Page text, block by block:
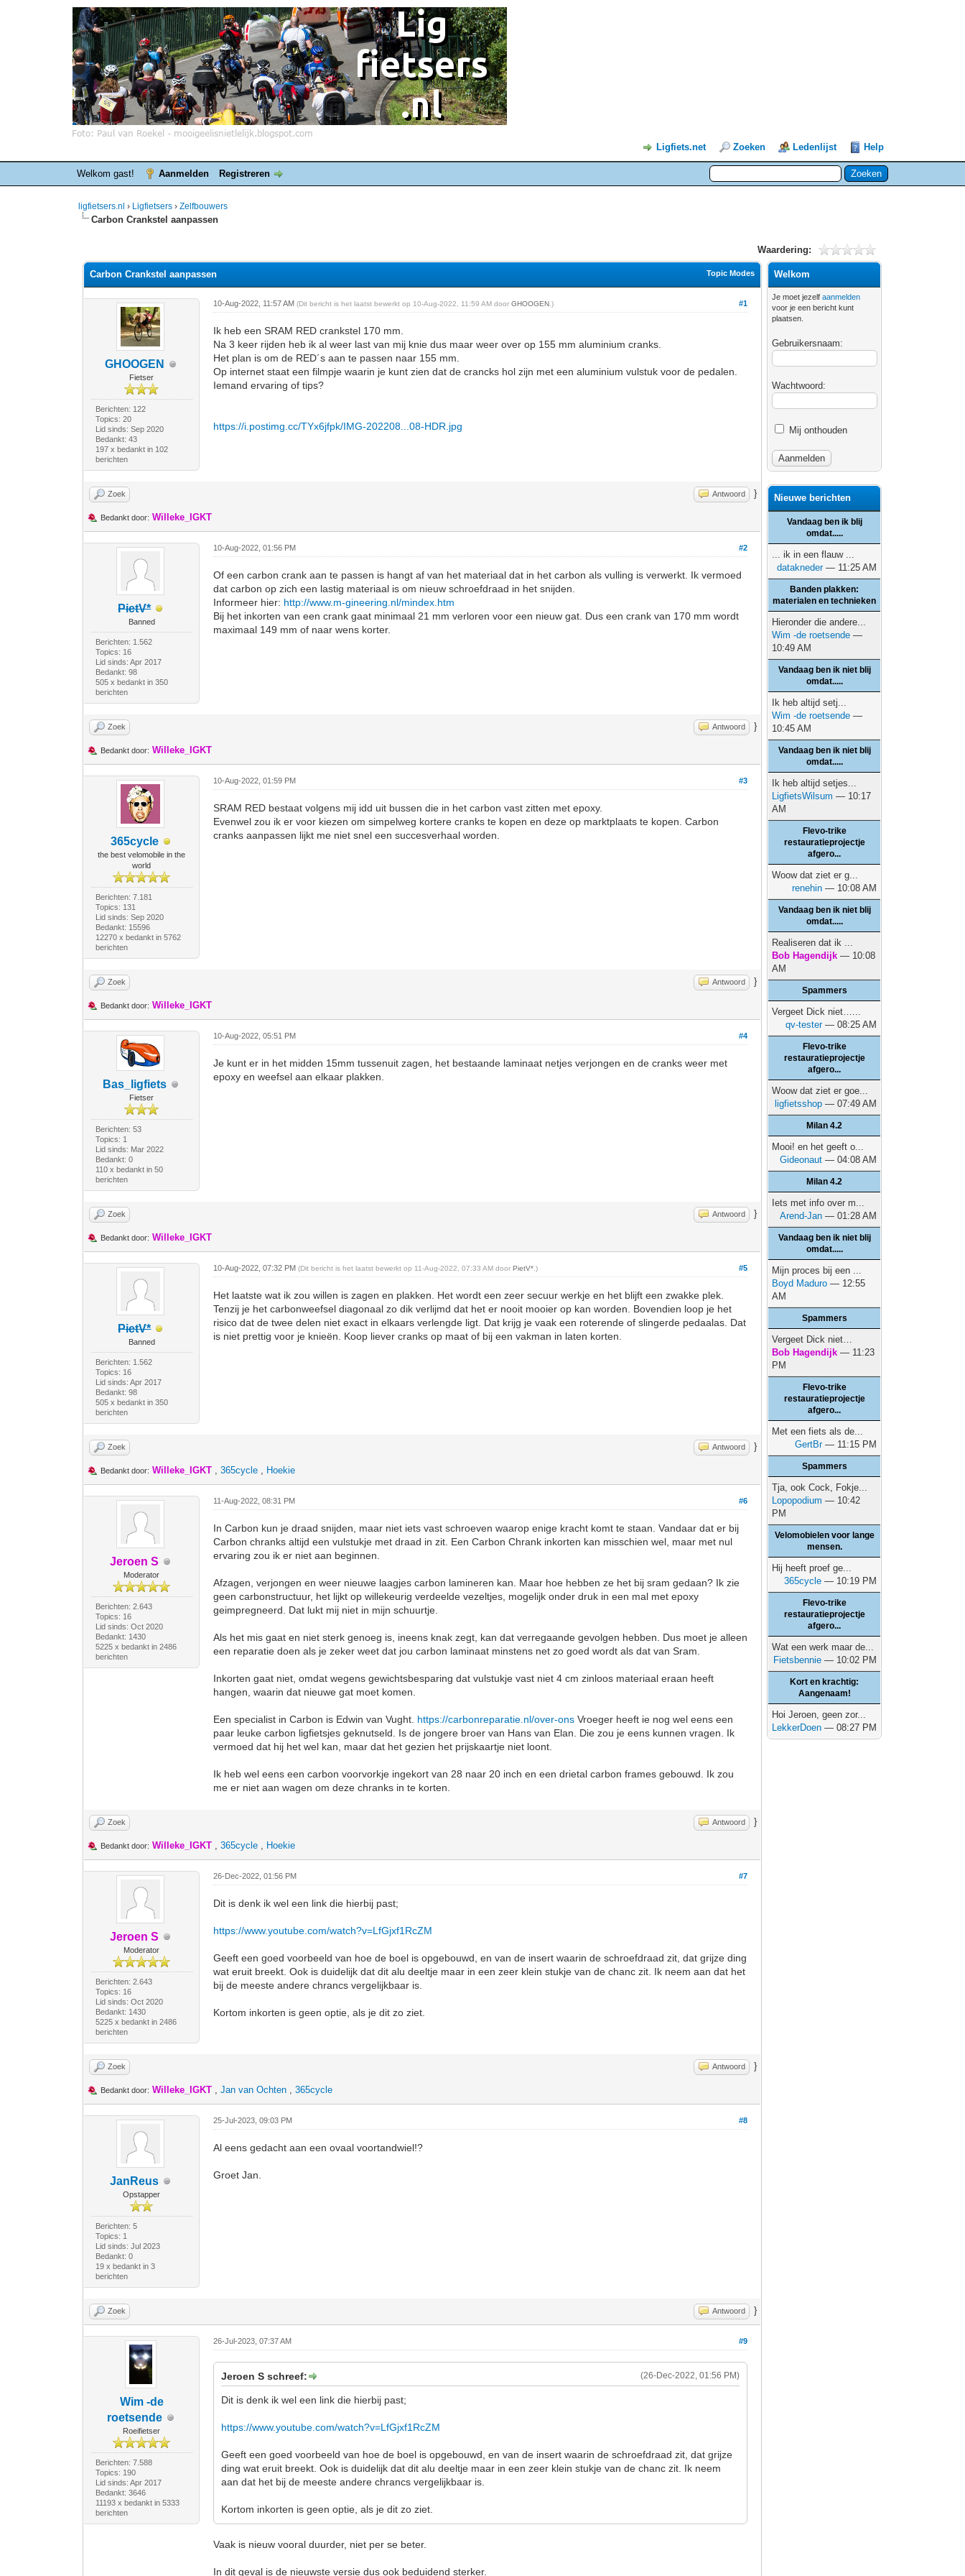
Ligfiets.net Zoeken Ledenlijst Help
Welkom gast! Aanmelden Registreren
ligfietsers.nl › Ligfietsers ›Zelfbouwers
Carbon Crankstel aanpassen
Waardering:
Topic Modes
Carbon Crankstel aanpassen
GHOOGEN
Fietser
Berichten: 122
Topics: 20
Lid sinds: Sep 2020
Bedankt: 43
197 x bedankt in 102
berichten
#1
10-Aug-2022, 11:57 AM(Dit bericht is het laatst bewerkt op 10-Aug-2022, 11:59 AM doorGHOOGEN .)
Ik heb een SRAM RED crankstel 170 mm.
Na 3 keer rijden heb ik al weer last van mij knie dus maar weer over op 155 mm aluminium cranks.
Het plan is om de RED´s aan te passen naar 155 mm.
Op internet staat een filmpje waarin je kunt zien dat de crancks hol zijn met een aluminium vulstuk voor de pedalen.
Iemand ervaring of tips?
https://i.postimg.cc/TYx6jfpk/IMG-202208...08-HDR.jpg
Zoek Antwoord }
Bedankt door: Willeke_IGKT
PietV*
Banned
Berichten: 1.562
Topics: 16
Lid sinds: Apr 2017
Bedankt: 98
505 x bedankt in 350
berichten
#2
10-Aug-2022, 01:56 PM
Of een carbon crank aan te passen is hangt af van het materiaal dat in het carbon als vulling is verwerkt. Ik vermoed
dat carbon op zich een lastig materiaal is om nieuw schroefdraad in het snijden.
Informeer hier: http://www.m-gineering.nl/mindex.htm
Bij het inkorten van een crank gaat minimaal 21 mm verloren voor een nieuw gat. Dus een crank van 170 mm wordt
maximaal 149 mm of naar wens korter.
Zoek Antwoord }
Bedankt door: Willeke_IGKT
365cycle
the best velomobile in the
world
Berichten: 7.181
Topics: 131
Lid sinds: Sep 2020
Bedankt: 15596
12270 x bedankt in 5762
berichten
#3
10-Aug-2022, 01:59 PM
SRAM RED bestaat volgens mij idd uit bussen die in het carbon vast zitten met epoxy.
Evenwel zou ik er voor kiezen om simpelweg kortere cranks te kopen en deze op marktplaats te kopen. Carbon
cranks aanpassen lijkt me niet snel een succesverhaal worden.
Zoek Antwoord }
Bedankt door: Willeke_IGKT
Bas_ligfiets
Fietser
Berichten: 53
Topics: 1
Lid sinds: Mar 2022
Bedankt: 0
110 x bedankt in 50
berichten
#4
10-Aug-2022, 05:51 PM
Je kunt er in het midden 15mm tussenuit zagen, het bestaande laminaat netjes verjongen en de cranks weer met
epoxy en weefsel aan elkaar plakken.
Zoek Antwoord }
Bedankt door: Willeke_IGKT
PietV*
Banned
Berichten: 1.562
Topics: 16
Lid sinds: Apr 2017
Bedankt: 98
505 x bedankt in 350
berichten
#5
10-Aug-2022, 07:32 PM(Dit bericht is het laatst bewerkt op 11-Aug-2022, 07:33 AM doorPietV* .)
Het laatste wat ik zou willen is zagen en plakken. Het wordt een zeer secuur werkje en het blijft een zwakke plek.
Tenzij je het carbonweefsel diagonaal zo dik verlijmd dat het er nooit mooier op kan worden. Bovendien loop je het
risico dat de twee delen niet exact in elkaars verlengde ligt. Dat krijg je vaak een roterende of slingerde pedaalas. Dat
is niet prettig voor je knieën. Koop liever cranks op maat of bij een vakman in laten korten.
Zoek Antwoord }
Bedankt door: Willeke_IGKT ,365cycle , Hoekie
Jeroen S
Moderator
Berichten: 2.643
Topics: 16
Lid sinds: Oct 2020
Bedankt: 1430
5225 x bedankt in 2486
berichten
#6
11-Aug-2022, 08:31 PM
In Carbon kun je draad snijden, maar niet iets vast schroeven waarop enige kracht komt te staan. Vandaar dat er bij
Carbon chranks altijd een vulstukje met draad in zit. Een Carbon Chrank inkorten kan misschien wel, maar met nul
ervaring zou ik er niet aan beginnen.
Afzagen, verjongen en weer nieuwe laagjes carbon lamineren kan. Maar hoe hebben ze het bij sram gedaan? Ik zie
geen carbonstructuur, het lijkt op willekeurig verdeelde vezeltjes, mogelijk onder druk in een mal met epoxy
geimpregneerd. Dat lukt mij niet in mijn schuurtje.
Als het mis gaat en niet sterk genoeg is, ineens knak zegt, kan dat verregaande gevolgen hebben. Dus moet je alleen
een reparatie doen als je zeker weet dat jou carbon laminaat minstens net zo goed wordt als dat van Sram.
Inkorten gaat niet, omdat wegens gewichtsbesparing dat vulstukje vast niet 4 cm zinloos materiaal eraan heeft
hangen, waarin dat nieuwe gat moet komen.
Een specialist in Carbon is Edwin van Vught. https://carbonreparatie.nl/over-ons Vroeger heeft ie nog wel eens een
paar leuke carbon ligfietsjes geknutseld. Is de jongere broer van Hans van Elan. Die zou je eens kunnen vragen. Ik
vermoed dat hij het wel kan, maar dat het gezien het prijskaartje niet loont.
Ik heb wel eens een carbon voorvorkje ingekort van 28 naar 20 inch en een drietal carbon frames gebouwd. Ik zou
me er niet aan wagen om deze chranks in te korten.
Zoek Antwoord }
Bedankt door: Willeke_IGKT ,365cycle , Hoekie
Jeroen S
Moderator
Berichten: 2.643
Topics: 16
Lid sinds: Oct 2020
Bedankt: 1430
5225 x bedankt in 2486
berichten
#7
26-Dec-2022, 01:56 PM
Dit is denk ik wel een link die hierbij past;
https://www.youtube.com/watch?v=LfGjxf1RcZM
Geeft een goed voorbeeld van hoe de boel is opgebouwd, en van de insert waarin de schroefdraad zit, dat grijze ding
wat eruit breekt. Ook is duidelijk dat dit alu deeltje maar in een zeer klein stukje van de chanc zit. Ik neem aan dat het
bij de meeste andere chrancs vergelijkbaar is.
Kortom inkorten is geen optie, als je dit zo ziet.
Zoek Antwoord }
Bedankt door: Willeke_IGKT ,Jan van Ochten ,365cycle
JanReus
Opstapper
Berichten: 5
Topics: 1
Lid sinds: Jul 2023
Bedankt: 0
19 x bedankt in 3
berichten
#8
25-Jul-2023, 09:03 PM
Al eens gedacht aan een ovaal voortandwiel!?
Groet Jan.
Zoek Antwoord }
Wim -de
roetsende
Roeifietser
Berichten: 7.588
Topics: 190
Lid sinds: Apr 2017
Bedankt: 3646
11193 x bedankt in 5333
berichten
#9
26-Jul-2023, 07:37 AM
(26-Dec-2022, 01:56 PM)
Jeroen S schreef:
Dit is denk ik wel een link die hierbij past;
https://www.youtube.com/watch?v=LfGjxf1RcZM
Geeft een goed voorbeeld van hoe de boel is opgebouwd, en van de insert waarin de schroefdraad zit, dat grijze
ding wat eruit breekt. Ook is duidelijk dat dit alu deeltje maar in een zeer klein stukje van de chanc zit. Ik neem
aan dat het bij de meeste andere chrancs vergelijkbaar is.
Kortom inkorten is geen optie, als je dit zo ziet.
Vaak is nieuw vooral duurder, niet per se beter.
In dit geval is de nieuwste versie dus ook beduidend sterker.
Welkom
Je moet jezelfaanmelden
voor je een bericht kunt
plaatsen.
Gebruikersnaam:
Wachtwoord:
Mij onthouden
Nieuwe berichten
Vandaag ben ik blij
omdat.....
... ik in een flauw ...
datakneder— 11:25 AM
Banden plakken:
materialen en technieken
Hieronder die andere...
Wim -de roetsende —
10:49 AM
Vandaag ben ik niet blij
omdat.....
Ik heb altijd setj...
Wim -de roetsende —
10:45 AM
Vandaag ben ik niet blij
omdat.....
Ik heb altijd setjes...
LigfietsWilsum — 10:17
AM
Flevo-trike
restauratieprojectje
afgero...
Woow dat ziet er g...
renehin — 10:08 AM
Vandaag ben ik niet blij
omdat.....
Realiseren dat ik ...
Bob Hagendijk — 10:08
AM
Spammers
Vergeet Dick niet…...
qv-tester— 08:25 AM
Flevo-trike
restauratieprojectje
afgero...
Woow dat ziet er goe...
ligfietsshop — 07:49 AM
Milan 4.2
Mooi! en het geeft o...
Gideonaut — 04:08 AM
Milan 4.2
Iets met info over m...
Arend-Jan — 01:28 AM
Vandaag ben ik niet blij
omdat.....
Mijn proces bij een ...
Boyd Maduro — 12:55
AM
Spammers
Vergeet Dick niet…
Bob Hagendijk — 11:23
PM
Flevo-trike
restauratieprojectje
afgero...
Met een fiets als de...
GertBr— 11:15 PM
Spammers
Tja, ook Cock, Fokje...
Lopopodium — 10:42
PM
Velomobielen voor lange
mensen.
Hij heeft proef ge...
365cycle — 10:19 PM
Flevo-trike
restauratieprojectje
afgero...
Wat een werk maar de...
Fietsbennie — 10:02 PM
Kort en krachtig:
Aangenaam!
Hoi Jeroen, geen zor...
LekkerDoen — 08:27 PM